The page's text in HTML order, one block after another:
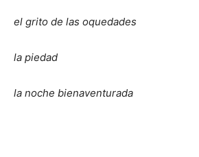
el grito de las oquedades
la piedad
la noche bienaventurada